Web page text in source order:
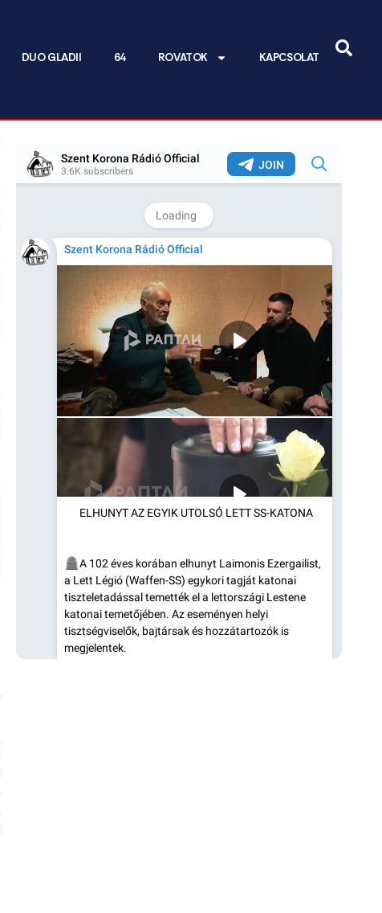
DUO GLADII 64 ROVATOK KAPCSOLAT